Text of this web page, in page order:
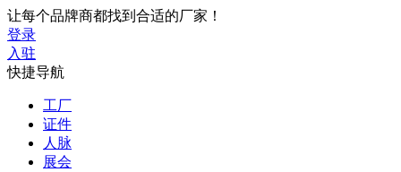
让每个品牌商都找到合适的厂家！
登录
入驻
快捷导航
工厂
证件
人脉
展会